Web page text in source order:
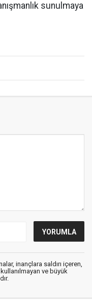
sunulmaya
inançlara saldırı içeren,
ve büyük